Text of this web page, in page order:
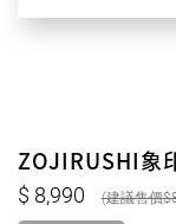
ZOJIRUSHI象
8,990